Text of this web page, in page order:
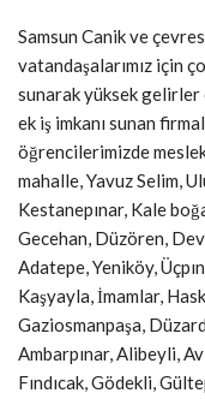
Samsun Canik ve
vatandaşalarımız için
sunarak yüksek gelirler
ek iş imkanı sunan
öğrencilerimizde
mahalle, Yavuz Selim,
Kestanepınar, Kale
Gecehan, Düzören,
Adatepe, Yeniköy,
Kaşyayla, İmamlar,
Gaziosmanpaşa,
Ambarpınar, Alibeyli,
Fındıcak, Gödekli,